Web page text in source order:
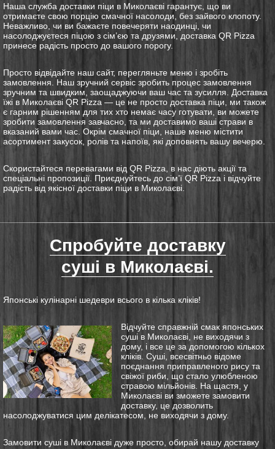
Наша служба доставки піци в Миколаєві гарантує, що ви
отримаєте свою порцію смачної насолоди, без зайвого клопоту.
Неважливо, чи ви бажаєте повечеряти наодинці, чи
насолоджуєтеся піцою з сім’єю та друзями, доставка QR Pizza
принесе радість просто до вашого порогу.
Просто відвідайте наш сайт, перегляньте меню і зробіть
замовлення. Наш зручний сервіс зробить процес замовлення
зручним та швидким, заощаджуючи ваш час та зусилля. Доставка
їжі в Миколаєві QR Pizza — це не просто доставка піци, ми також
є гарним рішенням для тих хто немає часу готувати, ви можете
зробити замовлення завчасно, та ми доставимо ваші страви в
вказаний вами час. Окрім смачної піци, наше меню містити
асортимент закусок, ролів та напоїв, які доповнять вашу вечерю.
Скористайтеся перевагами від QR Pizza, в нас діють акції та
спеціальні пропозиції. Приєднуйтесь до сім’ї QR Pizza і відчуйте
радість від якісної доставки піци в Миколаєві.
Спробуйте доставку
суші в Миколаєві.
Японські кулінарні шедеври всього в кілька кліків!
Відчуйте справжній смак японських
суші в Миколаєві, не виходячи з
дому, і все це за допомогою кількох
кліків. Суші, всесвітньо відоме
поєднання приправленого рису та
свіжої риби, що стало улюбленою
стравою мільйонів. На щастя, у
Миколаєві ви зможете замовити
доставку, це дозволить
насолоджуватися цим делікатесом, не виходячи з дому.
Замовити суші в Миколаєві дуже просто, обирай нашу доставку